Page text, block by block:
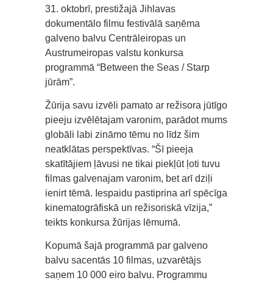
31. oktobrī, prestižajā Jihlavas
dokumentālo filmu festivālā saņēma
galveno balvu Centrāleiropas un
Austrumeiropas valstu konkursa
programmā “Between the Seas / Starp
jūrām”.
Žūrija savu izvēli pamato ar režisora jūtīgo
pieeju izvēlētajam varonim, parādot mums
globāli labi zināmo tēmu no līdz šim
neatklātas perspektīvas. “Šī pieeja
skatītājiem ļāvusi ne tikai piekļūt ļoti tuvu
filmas galvenajam varonim, bet arī dziļi
ienirt tēmā. Iespaidu pastiprina arī spēcīga
kinematogrāfiskā un režisoriskā vīzija,”
teikts konkursa žūrijas lēmumā.
Kopumā šajā programmā par galveno
balvu sacentās 10 filmas, uzvarētājs
saņem 10 000 eiro balvu. Programmu